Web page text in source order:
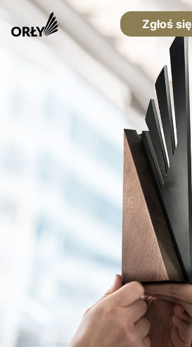
Zgłoś się